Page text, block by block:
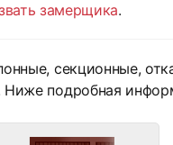
замерщика.
секционные,
Ниже подробная